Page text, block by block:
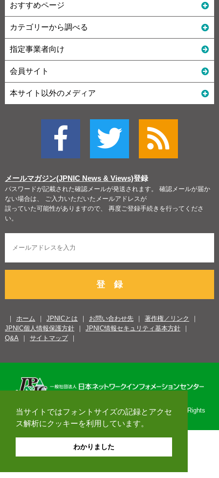
当サイトではフォントサイズの記録とアクセ
ス解析にクッキーを利用しています。
わかりました
おすすめページ
カテゴリーから調べる
指定事業者向け
会員サイト
本サイト以外のメディア
メールマガジン(JPNIC News & Views)登録
パスワードが記載された確認メールが発送されます。 確認メールが届か
ない場合は、 ご入力いただいたメールアドレスが
誤っていた可能性がありますので、 再度ご登録手続きを行ってくださ
い。
登 録
ホーム JPNICとは お問い合わせ先
著作権／リンク
JPNIC個人情報保護方針
JPNIC情報セキュリティ基本方針
Q&A
サイトマップ
Copyright© 1996-2026 Japan Network Information Center. All Rights
Reserved.